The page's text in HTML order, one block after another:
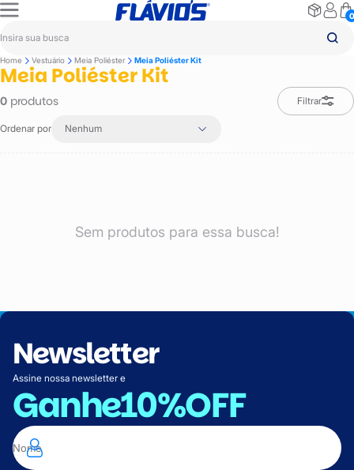
0
Home Vestuário Meia Poliéster Meia Poliéster Kit
Meia Poliéster Kit
0produtos Filtrar
Ordenar por Nenhum
Sem produtos para essa busca!
Newsletter
Assine nossa newsletter e
Ganhe10%OFF